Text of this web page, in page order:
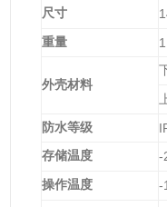
尺寸
重量
外壳材料
防水等级
存储温度 -
操作温度 -